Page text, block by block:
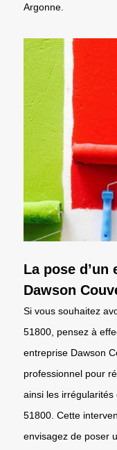
Argonne.
La pose d’un
Dawson
Si vous souhaitez
51800, pensez à
entreprise Dawson
professionnel pour
ainsi les
51800. Cette
envisagez de poser